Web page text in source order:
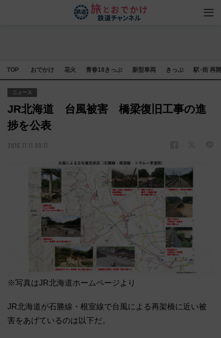
TOP おでかけ 花火 青春18きっぷ 新型車両 きっぷ 駅･街 再
ニュース
JR北海道 台風被害 橋梁復旧工事の進
捗を公表
2016.11.11 09:11
※写真はJR北海道ホームページより
JR北海道が石勝線・根室線で台風による再架橋に近い被
害をあげているのは以下だ。